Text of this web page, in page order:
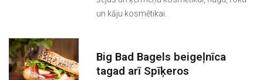
un kāju kosmētikai.
Big Bad Bagels beigeļnīca
tagad arī Spīķeros